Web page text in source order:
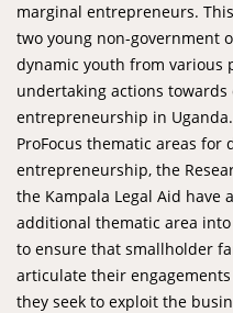
marginal entrepreneurs.
two young non-government
dynamic youth from various
undertaking actions
entrepreneurship in
ProFocus thematic areas for
entrepreneurship, the
the Kampala Legal Aid have
additional thematic area
to ensure that smallholder
articulate their
they seek to exploit the